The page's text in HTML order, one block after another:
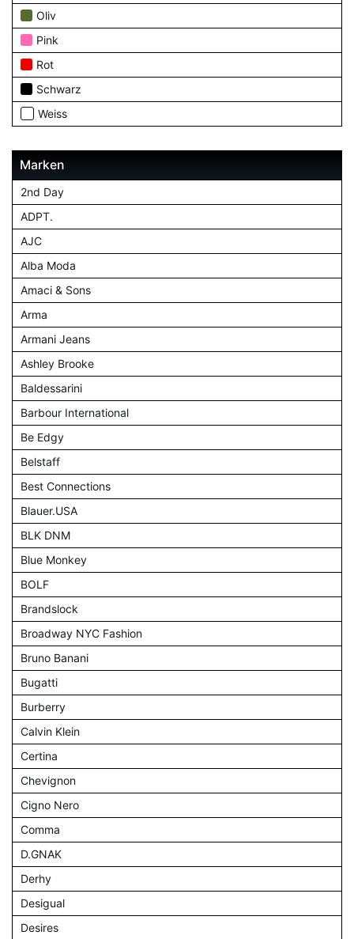
Oliv
Pink
Rot
Schwarz
Weiss
Marken
2nd Day
ADPT.
AJC
Alba Moda
Amaci & Sons
Arma
Armani Jeans
Ashley Brooke
Baldessarini
Barbour International
Be Edgy
Belstaff
Best Connections
Blauer.USA
BLK DNM
Blue Monkey
BOLF
Brandslock
Broadway NYC Fashion
Bruno Banani
Bugatti
Burberry
Calvin Klein
Certina
Chevignon
Cigno Nero
Comma
D.GNAK
Derhy
Desigual
Desires